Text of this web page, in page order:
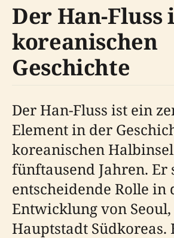
Der Han-Fluss
koreanischen
Geschichte
Der Han-Fluss ist ein
Element in der
koreanischen
fünftausend Jahren. Er
entscheidende Rolle in
Entwicklung von
Hauptstadt Südkoreas.